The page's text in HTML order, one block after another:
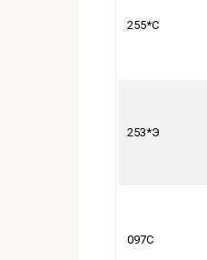
255*С
253*Э
097С